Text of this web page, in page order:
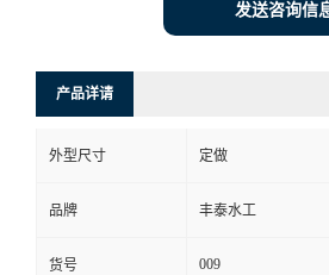
发送咨询信
产品详请
外型尺寸 定做
品牌 丰泰水工
货号 009